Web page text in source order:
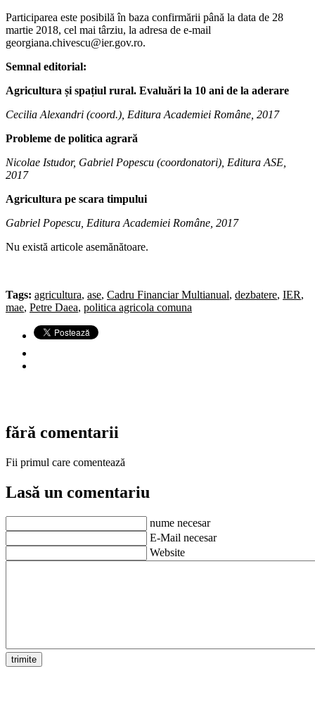
Participarea este posibilă în baza confirmării până la data de 28
martie 2018, cel mai târziu, la adresa de e-mail
georgiana.chivescu@ier.gov.ro.
Semnal editorial:
Agricultura și spațiul rural. Evaluări la 10 ani de la aderare
Cecilia Alexandri (coord.), Editura Academiei Române, 2017
Probleme de politica agrară
Nicolae Istudor, Gabriel Popescu (coordonatori), Editura ASE,
2017
Agricultura pe scara timpului
Gabriel Popescu, Editura Academiei Române, 2017
Nu există articole asemănătoare.
Tags: agricultura, ase, Cadru Financiar Multianual, dezbatere, IER,
mae, Petre Daea, politica agricola comuna
fără comentarii
Fii primul care comentează
Lasă un comentariu
nume necesar
E-Mail necesar
Website